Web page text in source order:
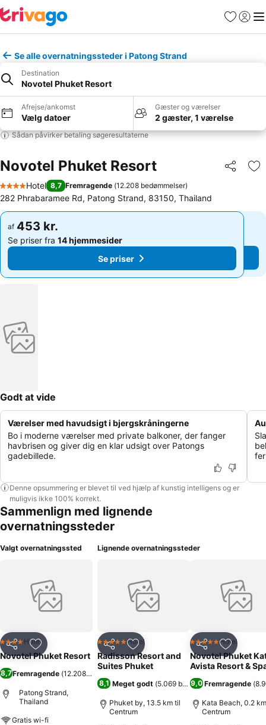
Favoritter
Log ind
Se alle overnatningssteder i Patong Strand
Destination
Novotel Phuket Resort
Afrejse/ankomst
Vælg datoer
Gæster og værelser
2 gæster, 1 værelse
Sådan påvirker betaling søgeresultaterne
Novotel Phuket Resort Del
4 Stjerner
Hotel 8,7 Fremragende (12.208 bedømmelser)
282 Phrabaramee Rd, Patong Strand, 83150, Thailand
af 453 kr.
Se priser fra 14 hjemmesider
Se priser
af 453 kr.
Se priser fra 14 hjemmesider
Se priser
Godt at vide
Værelser med havudsigt i bjergskråningerne
Bo i moderne værelser med private balkoner, der fanger
havbrisen og giver dig en klar udsigt over Patongs
gadebillede.
Denne opsummering er blevet til ved hjælp af kunstig intelligens og er
muligvis ikke 100% korrekt.
Sammenlign med lignende
overnatningssteder
Valgt overnatningssted
Del Føj til favoritter
4 StjernerHotel
Novotel Phuket Resort
8,7Fremragende (12.208 bedømmelser
Patong Strand,
Thailand
Gratis wi-fi
Lignende overnatningssteder
Del Føj til favoritter
5 StjernerHotel
Radisson Resort and
Suites Phuket
8,1 Meget godt (5.069 bedømmelser)
Phuket by, 13.5 km til
Centrum
Del Føj til
5 StjernerHotel
Novotel Phuket
Avista Resort &
9,0 Fremragende (
Kata Beach, 0.2
Centrum